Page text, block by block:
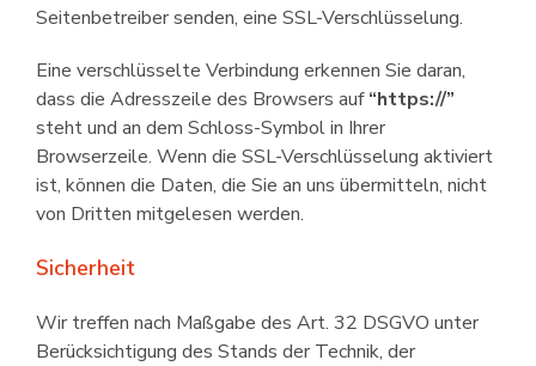
Seitenbetreiber senden, eine SSL-Verschlüsselung.
Eine verschlüsselte Verbindung erkennen Sie daran,
dass die Adresszeile des Browsers auf“https://”
steht und an dem Schloss-Symbol in Ihrer
Browserzeile. Wenn die SSL-Verschlüsselung aktiviert
ist, können die Daten, die Sie an uns übermitteln, nicht
von Dritten mitgelesen werden.
Sicherheit
Wir treffen nach Maßgabe des Art. 32 DSGVO unter
Berücksichtigung des Stands der Technik, der